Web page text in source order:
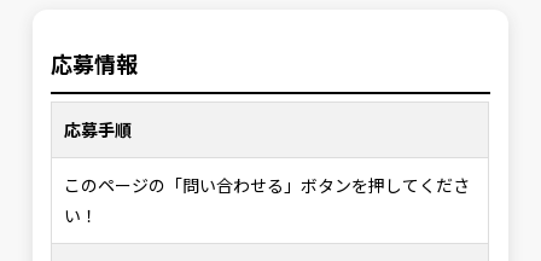
応募情報
応募手順
このページの「問い合わせる」ボタンを押してくださ
い！